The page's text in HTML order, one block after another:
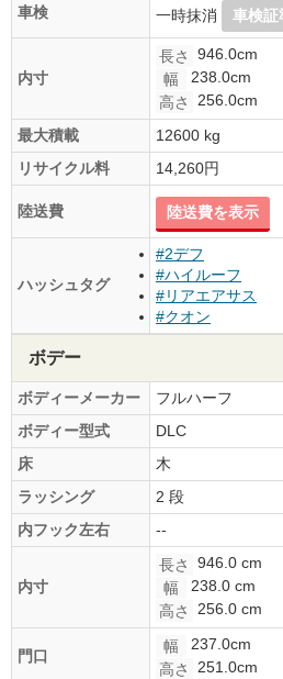
車検 一時抹消 車検証
内寸
長さ
946.0cm
幅
238.0cm
高さ
256.0cm
最大積載
12600 kg
リサイクル料
14,260円
陸送費 陸送費を表示
ハッシュタグ
#2デフ
#ハイルーフ
#リアエアサス
#クオン
ボデー
ボディーメーカー
フルハーフ
ボディー型式
DLC
床
木
ラッシング
2 段
内フック左右
--
内寸
長さ
946.0 cm
幅
238.0 cm
高さ
256.0 cm
門口
幅
237.0cm
高さ
251.0cm